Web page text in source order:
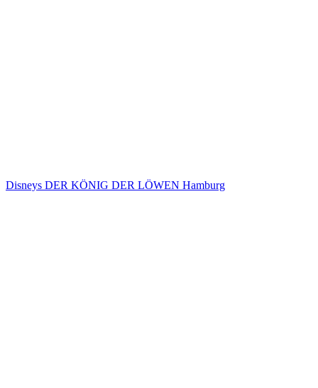
Disneys DER KÖNIG DER LÖWEN Hamburg